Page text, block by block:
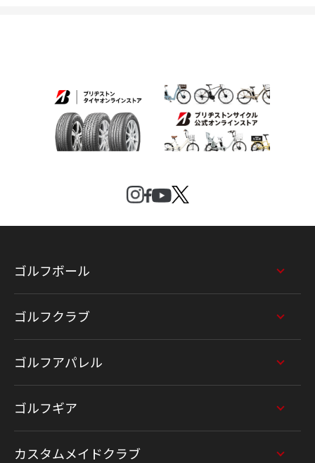
ゴルフボール
ゴルフクラブ
ゴルフアパレル
ゴルフギア
カスタムメイドクラブ